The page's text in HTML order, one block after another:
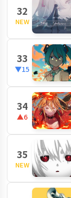
32
NEW
33
▼15
34
▲6
35
NEW